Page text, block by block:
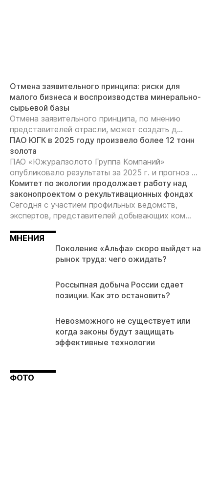
Отмена заявительного принципа: риски для
малого бизнеса и воспроизводства минерально-
сырьевой базы
Отмена заявительного принципа, по мнению
представителей отрасли, может создать д...
ПАО ЮГК в 2025 году произвело более 12 тонн
золота
ПАО «Южуралзолото Группа Компаний»
опубликовало результаты за 2025 г. и прогноз ...
Комитет по экологии продолжает работу над
законопроектом о рекультивационных фондах
Сегодня с участием профильных ведомств,
экспертов, представителей добывающих ком...
МНЕНИЯ
Поколение «Альфа» скоро выйдет на
рынок труда: чего ожидать?
Россыпная добыча России сдает
позиции. Как это остановить?
Невозможного не существует или
когда законы будут защищать
эффективные технологии
ФОТО